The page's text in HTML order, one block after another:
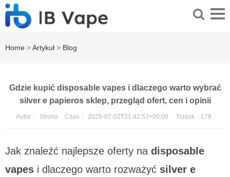
Home >Artykuł > Blog
Gdzie kupić disposable vapes i dlaczego warto wybrać
silver e papieros sklep, przegląd ofert, cen i opinii
Autor： Strona Czas： 2026-07-02T21:42:53+00:00 Trzask： 178
Jak znaleźć najlepsze oferty na disposable
vapes i dlaczego warto rozważyć silver e